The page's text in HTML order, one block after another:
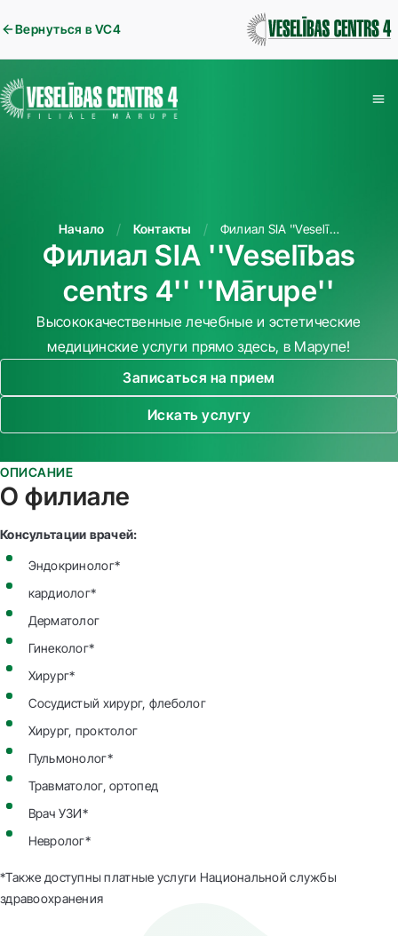
Вернуться в VC4
Начало Контакты Филиал SIA ''Veselības centrs 4'' ''Mārupe''
Филиал SIA ''Veselības
centrs 4'' ''Mārupe''
Высококачественные лечебные и эстетические
медицинские услуги прямо здесь, в Марупе!
Записаться на прием
Искать услугу
ОПИСАНИЕ
О филиале
Консультации врачей:
Эндокринолог*
кардиолог*
Дерматолог
Гинеколог*
Хирург*
Сосудистый хирург, флеболог
Хирург, проктолог
Пульмонолог*
Травматолог, ортопед
Врач УЗИ*
Невролог*
*Также доступны платные услуги Национальной службы
здравоохранения